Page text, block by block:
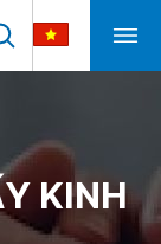
KINH